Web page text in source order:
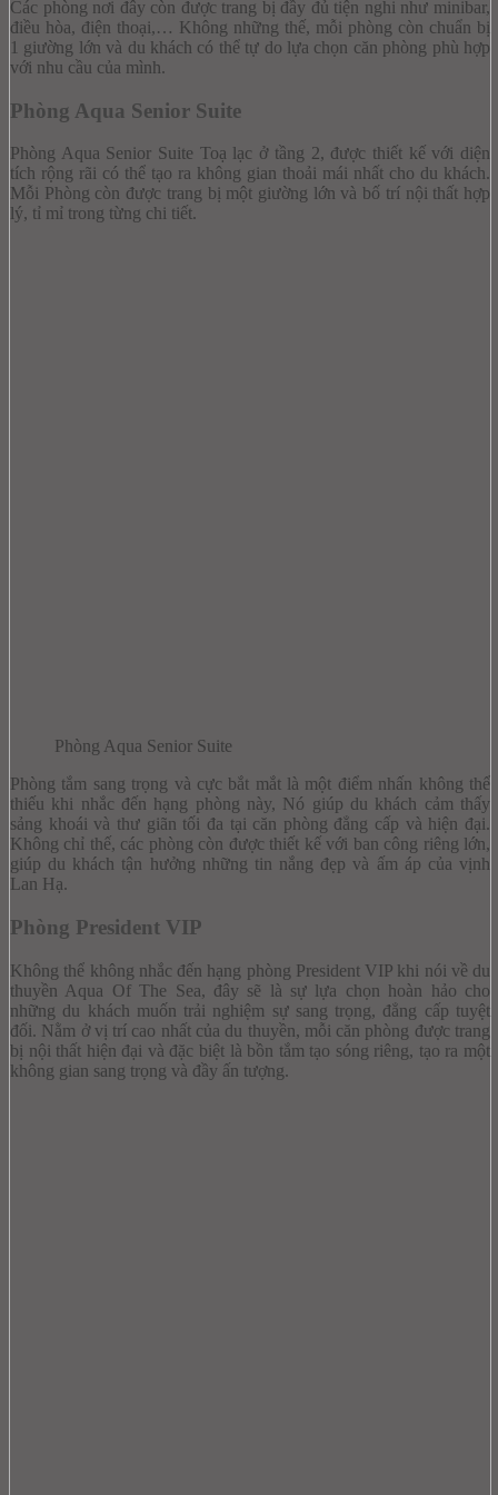
Các phòng nơi đây còn được trang bị đầy đủ tiện nghi như minibar,
điều hòa, điện thoại,… Không những thế, mỗi phòng còn chuẩn bị
1 giường lớn và du khách có thể tự do lựa chọn căn phòng phù hợp
với nhu cầu của mình.
Phòng Aqua Senior Suite
Phòng Aqua Senior Suite Toạ lạc ở tầng 2, được thiết kế với diện
tích rộng rãi có thể tạo ra không gian thoải mái nhất cho du khách.
Mỗi Phòng còn được trang bị một giường lớn và bố trí nội thất hợp
lý, tỉ mỉ trong từng chi tiết.
Phòng Aqua Senior Suite
Phòng tắm sang trọng và cực bắt mắt là một điểm nhấn không thể
thiếu khi nhắc đến hạng phòng này, Nó giúp du khách cảm thấy
sảng khoái và thư giãn tối đa tại căn phòng đẳng cấp và hiện đại.
Không chỉ thế, các phòng còn được thiết kế với ban công riêng lớn,
giúp du khách tận hưởng những tin nắng đẹp và ấm áp của vịnh
Lan Hạ.
Phòng President VIP
Không thể không nhắc đến hạng phòng President VIP khi nói về du
thuyền Aqua Of The Sea, đây sẽ là sự lựa chọn hoàn hảo cho
những du khách muốn trải nghiệm sự sang trọng, đẳng cấp tuyệt
đối. Nằm ở vị trí cao nhất của du thuyền, mỗi căn phòng được trang
bị nội thất hiện đại và đặc biệt là bồn tắm tạo sóng riêng, tạo ra một
không gian sang trọng và đầy ấn tượng.